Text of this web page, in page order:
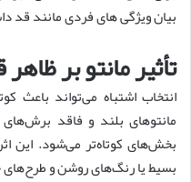
بیان ویژگی های فردی مانند قد
تأثیر مانتو بر
انتخاب اشتباه می‌تواند باعث
مانتوهای بلند و فاقد
بخش‌های کوتاه‌تر می‌شود. این
بسیط یا رنگ‌های روشن و